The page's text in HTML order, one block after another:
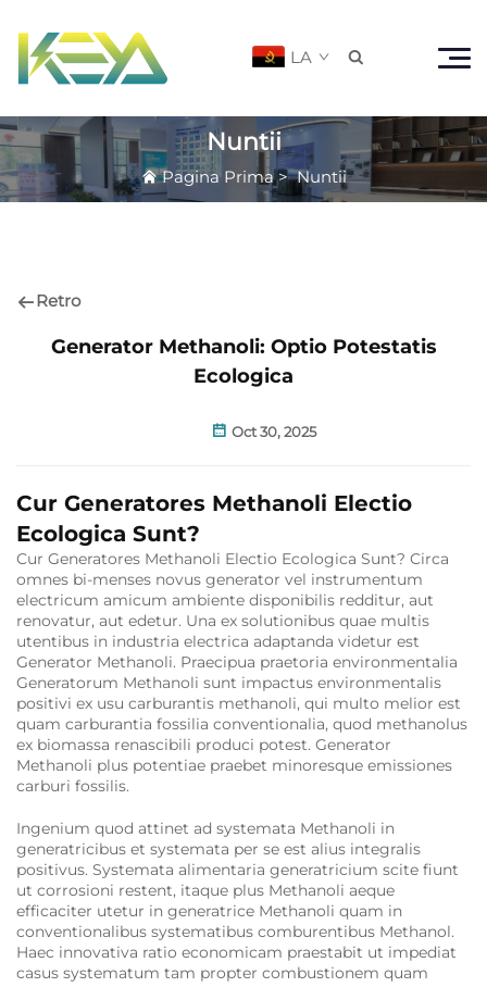
LA 
Nuntii
Pagina Prima>Nuntii
Retro
Generator Methanoli: Optio Potestatis
Ecologica
Oct 30, 2025
Cur Generatores Methanoli Electio
Ecologica Sunt?
Cur Generatores Methanoli Electio Ecologica Sunt? Circa
omnes bi-menses novus generator vel instrumentum
electricum amicum ambiente disponibilis redditur, aut
renovatur, aut edetur. Una ex solutionibus quae multis
utentibus in industria electrica adaptanda videtur est
Generator Methanoli. Praecipua praetoria environmentalia
Generatorum Methanoli sunt impactus environmentalis
positivi ex usu carburantis methanoli, qui multo melior est
quam carburantia fossilia conventionalia, quod methanolus
ex biomassa renascibili produci potest. Generator
Methanoli plus potentiae praebet minoresque emissiones
carburi fossilis.
Ingenium quod attinet ad systemata Methanoli in
generatricibus et systemata per se est alius integralis
positivus. Systemata alimentaria generatricium scite fiunt
ut corrosioni restent, itaque plus Methanoli aeque
efficaciter utetur in generatrice Methanoli quam in
conventionalibus systematibus comburentibus Methanol.
Haec innovativa ratio economicam praestabit ut impediat
casus systematum tam propter combustionem quam